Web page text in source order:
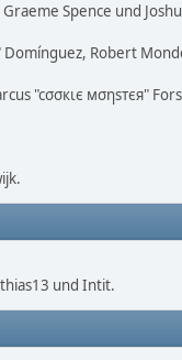
Spence und
Robert
"cσσкιє мσηѕтєя"
und Intit.